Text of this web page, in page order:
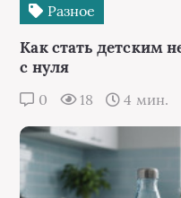
Разное
Как стать детским
с нуля
0 18 4 мин.